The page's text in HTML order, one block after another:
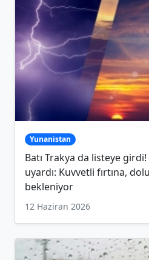
Yunanistan
Batı Trakya da listeye
uyardı: Kuvvetli fırtına, dolu
bekleniyor
12 Haziran 2026